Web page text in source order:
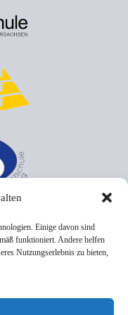
Einige davon sind
funktioniert. Andere helfen
Nutzungserlebnis zu bieten,